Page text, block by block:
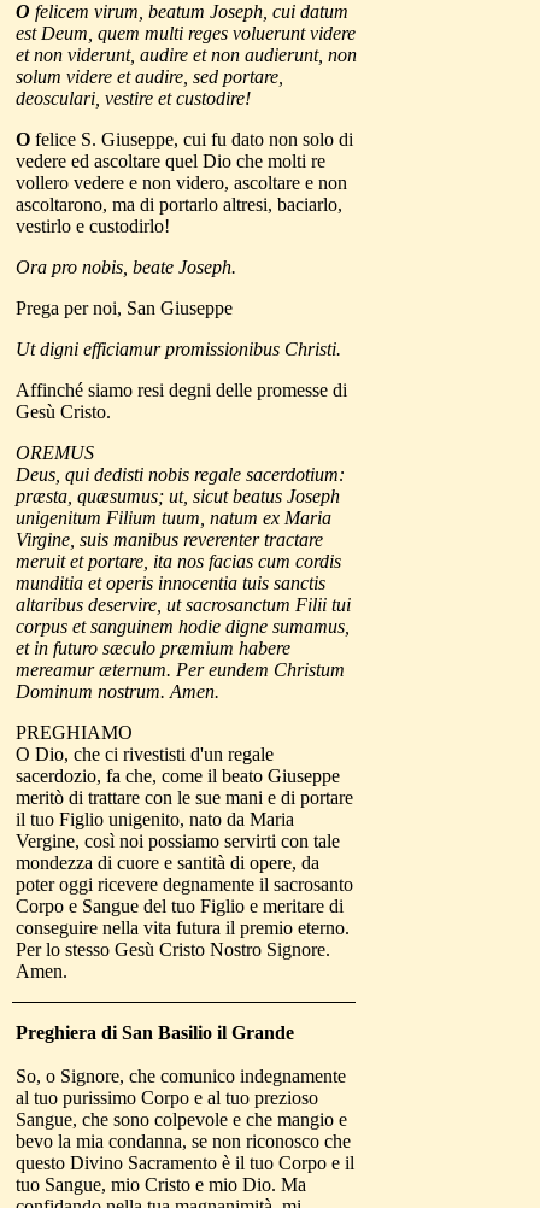
O felicem virum, beatum Joseph, cui datum
est Deum, quem multi reges voluerunt videre
et non viderunt, audire et non audierunt, non
solum videre et audire, sed portare,
deosculari, vestire et custodire!
O felice S. Giuseppe, cui fu dato non solo di
vedere ed ascoltare quel Dio che molti re
vollero vedere e non videro, ascoltare e non
ascoltarono, ma di portarlo altresi, baciarlo,
vestirlo e custodirlo!
Ora pro nobis, beate Joseph.
Prega per noi, San Giuseppe
Ut digni efficiamur promissionibus Christi.
Affinché siamo resi degni delle promesse di
Gesù Cristo.
OREMUS
Deus, qui dedisti nobis regale sacerdotium:
præsta, quæsumus; ut, sicut beatus Joseph
unigenitum Filium tuum, natum ex Maria
Virgine, suis manibus reverenter tractare
meruit et portare, ita nos facias cum cordis
munditia et operis innocentia tuis sanctis
altaribus deservire, ut sacrosanctum Filii tui
corpus et sanguinem hodie digne sumamus,
et in futuro sæculo præmium habere
mereamur æternum. Per eundem Christum
Dominum nostrum. Amen.
PREGHIAMO
O Dio, che ci rivestisti d'un regale
sacerdozio, fa che, come il beato Giuseppe
meritò di trattare con le sue mani e di portare
il tuo Figlio unigenito, nato da Maria
Vergine, così noi possiamo servirti con tale
mondezza di cuore e santità di opere, da
poter oggi ricevere degnamente il sacrosanto
Corpo e Sangue del tuo Figlio e meritare di
conseguire nella vita futura il premio eterno.
Per lo stesso Gesù Cristo Nostro Signore.
Amen.
Preghiera di San Basilio il Grande
So, o Signore, che comunico indegnamente
al tuo purissimo Corpo e al tuo prezioso
Sangue, che sono colpevole e che mangio e
bevo la mia condanna, se non riconosco che
questo Divino Sacramento è il tuo Corpo e il
tuo Sangue, mio Cristo e mio Dio. Ma